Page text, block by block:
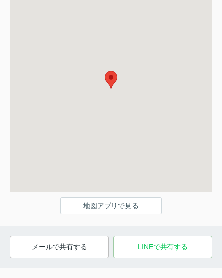
地図アプリで見る
メールで共有する LINEで共有する